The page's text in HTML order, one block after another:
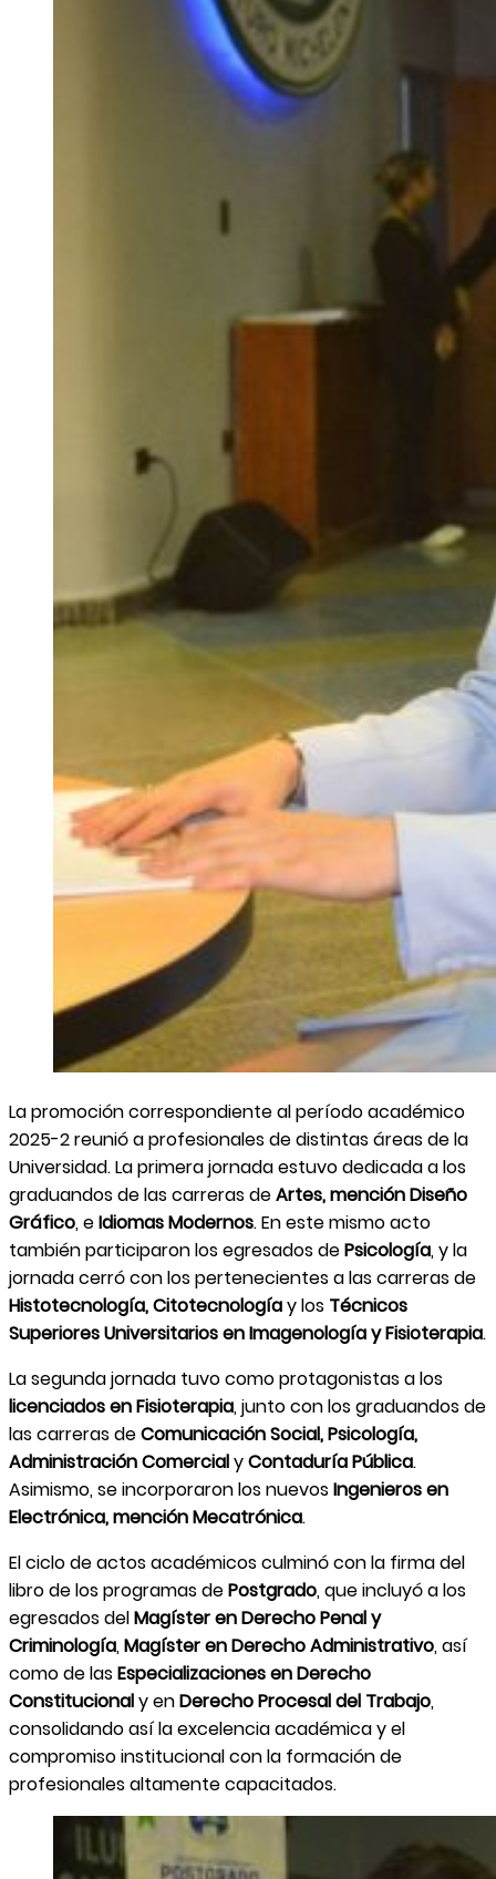
La promoción correspondiente al período académico
2025-2 reunió a profesionales de distintas áreas de la
Universidad. La primera jornada estuvo dedicada a los
graduandos de las carreras deArtes, mención Diseño
Gráfico, eIdiomas Modernos. En este mismo acto
también participaron los egresados dePsicología, y la
jornada cerró con los pertenecientes a las carreras de
Histotecnología, Citotecnologíay los Técnicos
Superiores Universitarios en Imagenología y Fisioterapia.
La segunda jornada tuvo como protagonistas a los
licenciados en Fisioterapia, junto con los graduandos de
las carreras deComunicación Social, Psicología,
Administración ComercialyContaduría Pública.
Asimismo, se incorporaron los nuevosIngenieros en
Electrónica, mención Mecatrónica.
El ciclo de actos académicos culminó con la firma del
libro de los programas dePostgrado, que incluyó a los
egresados delMagíster en Derecho Penal y
Criminología,Magíster en Derecho Administrativo, así
como de lasEspecializaciones en Derecho
Constitucionaly enDerecho Procesal del Trabajo,
consolidando así la excelencia académica y el
compromiso institucional con la formación de
profesionales altamente capacitados.